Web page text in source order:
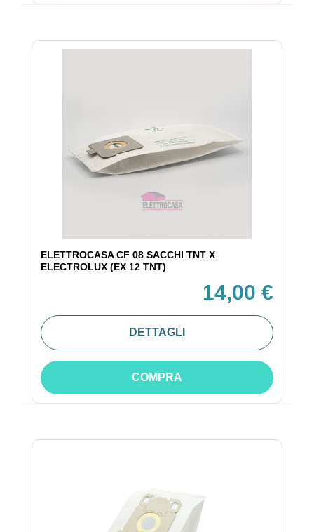
ELETTROCASA CF 08 SACCHI TNT X
ELECTROLUX (EX 12 TNT)
14,00 €
DETTAGLI
COMPRA